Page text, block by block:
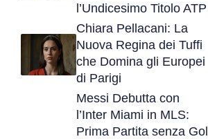
l’Undicesimo Titolo ATP
Chiara Pellacani: La
Nuova Regina dei Tuffi
che Domina gli Europei
di Parigi
Messi Debutta con
l’Inter Miami in MLS:
Prima Partita senza Gol